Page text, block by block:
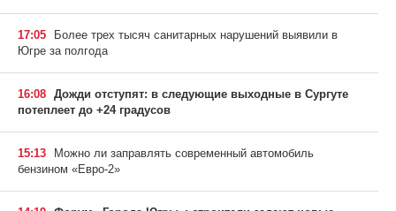
17:05
Более трех тысяч санитарных нарушений выявили в
Югре за полгода
16:08 Дожди отступят: в следующие выходные в Сургуте
потеплеет до +24 градусов
15:13
Можно ли заправлять современный автомобиль
бензином «Евро-2»